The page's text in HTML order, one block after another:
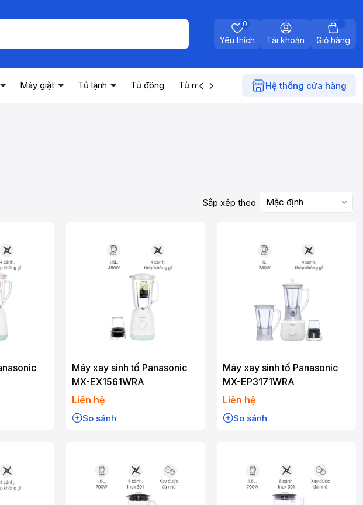
Yêu thích
0
Tài khoản Giỏ hàng
Máy giặt Tủ lạnh Tủ đông Tủ mát Máy nước nóng Điện gia
Hệ thống cửa hàng
Sắp xếp theo Mặc định
Máy xay sinh tố Panasonic
MX-EX1561WRA
Liên hệ
So sánh
Máy xay sinh tố Panasonic
MX-EP3171WRA
Liên hệ
So sánh